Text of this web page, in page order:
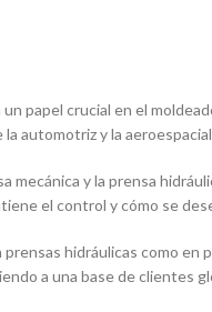
papel crucial en el
automotriz y la
mecánica y la prensa
el control y cómo se
hidráulicas como
a una base de clientes